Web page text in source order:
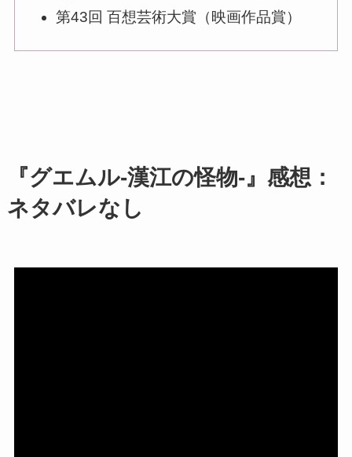
第43回 百想芸術大賞（映画作品賞）
『グエムル-漢江の怪物-』感想：
ネタバレなし